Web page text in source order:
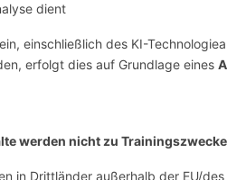
dient
einschließlich des KI-
erfolgt dies auf Grundlage eines
werden nicht zu
in Drittländer außerhalb der EU/